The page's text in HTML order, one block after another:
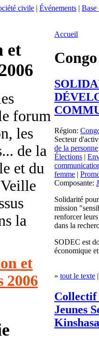
civile | Événements | Base
et
forum
les
de la
et du
la
et
2006
Accueil
Région:
Secteur
de la personne
Élections |
femme |
Composante:
Solidarité
mission
renforcer
dans la
SODEC est
économique
» tout le texte
Collectif
Jeunes
Kinshasa